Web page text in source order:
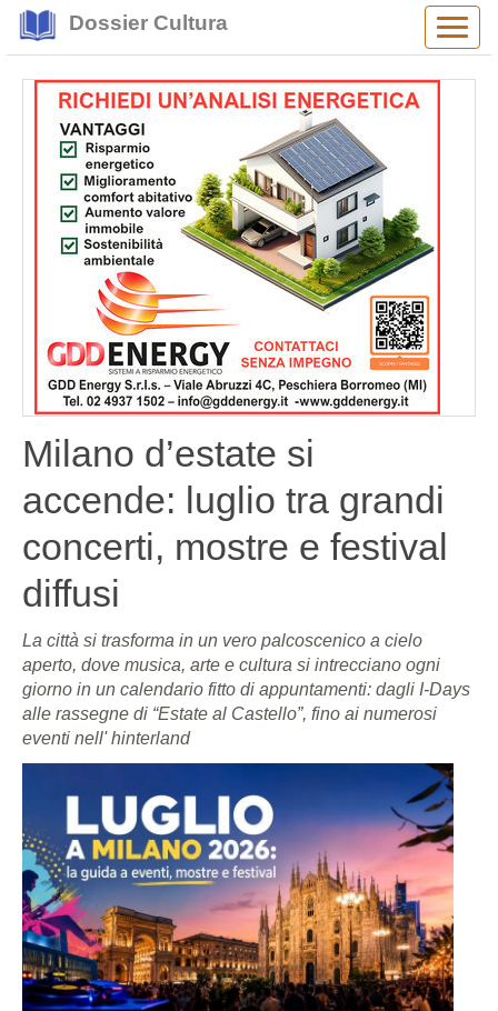
Dossier Cultura
Milano d’estate si
accende: luglio tra grandi
concerti, mostre e festival
diffusi
La città si trasforma in un vero palcoscenico a cielo
aperto, dove musica, arte e cultura si intrecciano ogni
giorno in un calendario fitto di appuntamenti: dagli I-Days
alle rassegne di “Estate al Castello”, fino ai numerosi
eventi nell' hinterland